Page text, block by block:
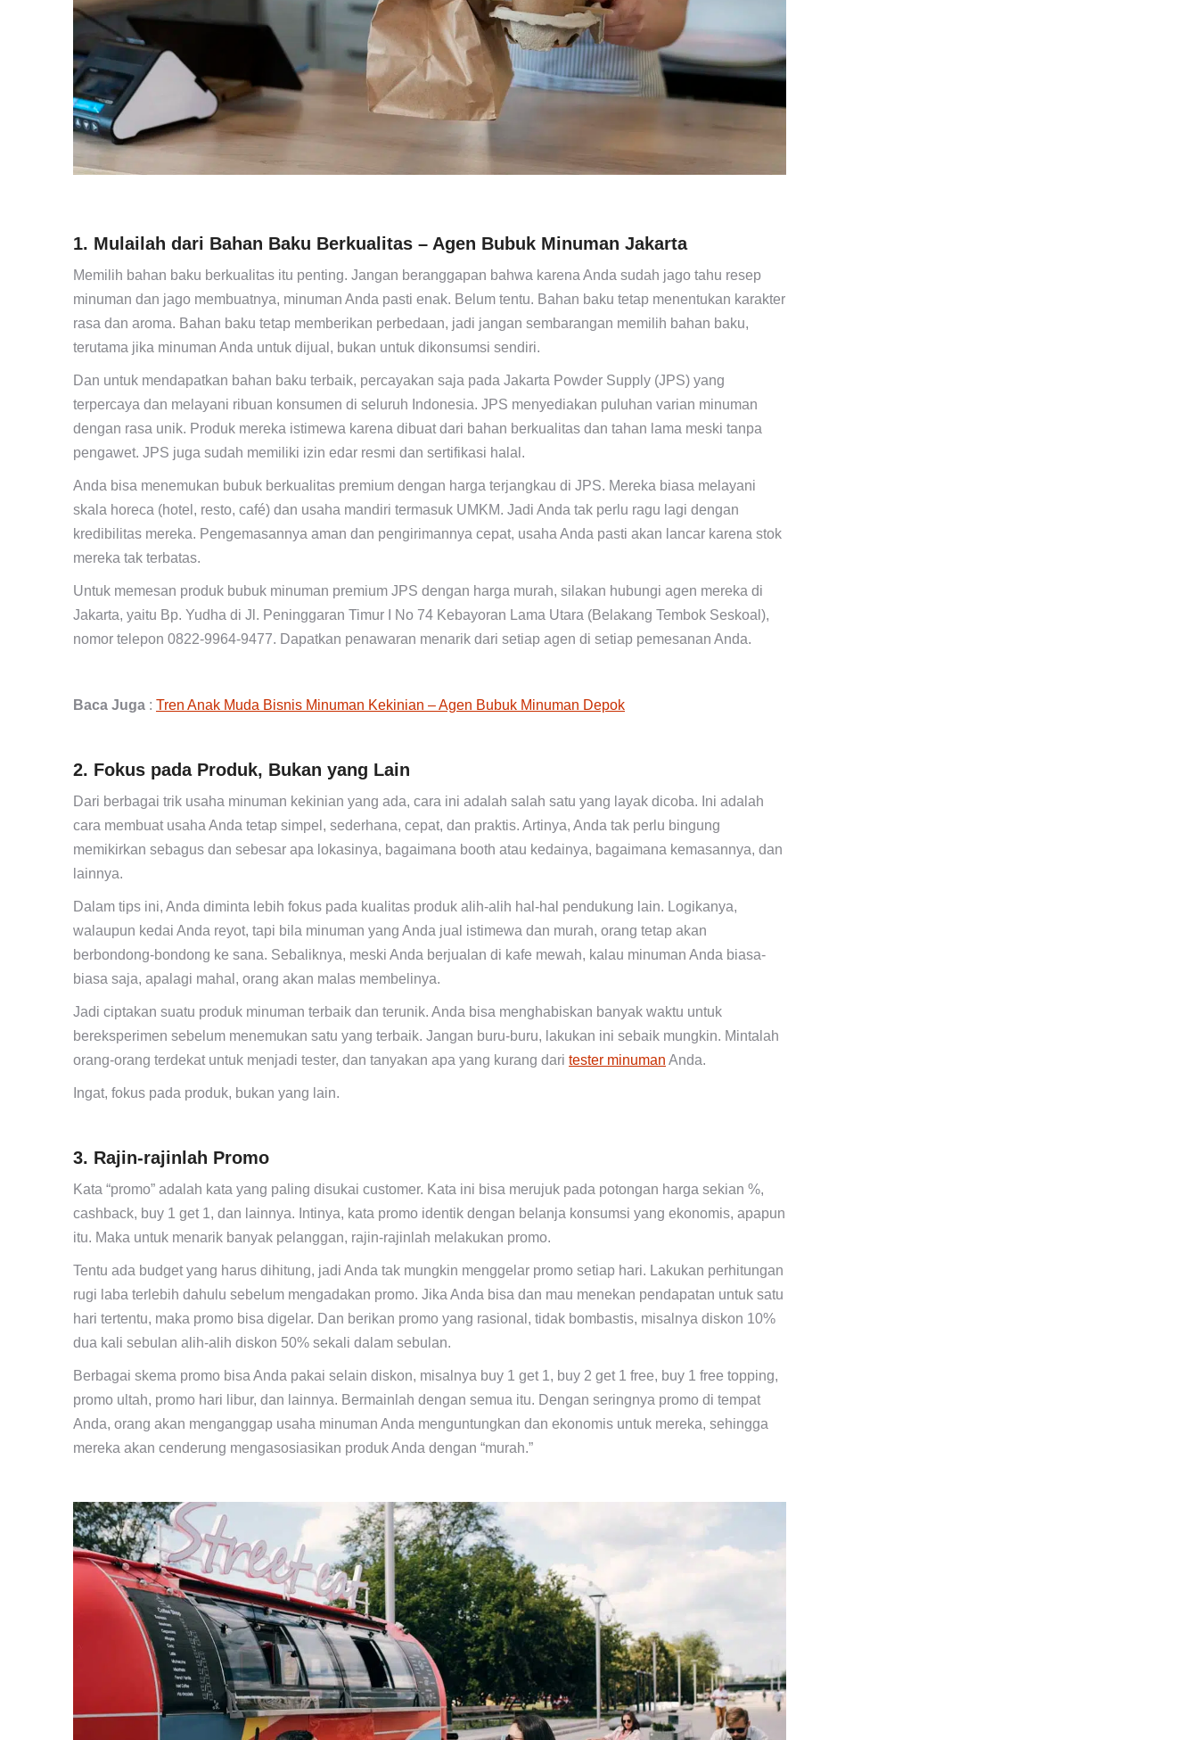
1. Mulailah dari Bahan Baku Berkualitas – Agen Bubuk Minuman Jakarta
Memilih bahan baku berkualitas itu penting. Jangan beranggapan bahwa karena Anda sudah jago tahu resep
minuman dan jago membuatnya, minuman Anda pasti enak. Belum tentu. Bahan baku tetap menentukan karakter
rasa dan aroma. Bahan baku tetap memberikan perbedaan, jadi jangan sembarangan memilih bahan baku,
terutama jika minuman Anda untuk dijual, bukan untuk dikonsumsi sendiri.
Dan untuk mendapatkan bahan baku terbaik, percayakan saja pada Jakarta Powder Supply (JPS) yang
terpercaya dan melayani ribuan konsumen di seluruh Indonesia. JPS menyediakan puluhan varian minuman
dengan rasa unik. Produk mereka istimewa karena dibuat dari bahan berkualitas dan tahan lama meski tanpa
pengawet. JPS juga sudah memiliki izin edar resmi dan sertifikasi halal.
Anda bisa menemukan bubuk berkualitas premium dengan harga terjangkau di JPS. Mereka biasa melayani
skala horeca (hotel, resto, café) dan usaha mandiri termasuk UMKM. Jadi Anda tak perlu ragu lagi dengan
kredibilitas mereka. Pengemasannya aman dan pengirimannya cepat, usaha Anda pasti akan lancar karena stok
mereka tak terbatas.
Untuk memesan produk bubuk minuman premium JPS dengan harga murah, silakan hubungi agen mereka di
Jakarta, yaitu Bp. Yudha di Jl. Peninggaran Timur I No 74 Kebayoran Lama Utara (Belakang Tembok Seskoal),
nomor telepon 0822-9964-9477. Dapatkan penawaran menarik dari setiap agen di setiap pemesanan Anda.
Baca Juga : Tren Anak Muda Bisnis Minuman Kekinian – Agen Bubuk Minuman Depok
2. Fokus pada Produk, Bukan yang Lain
Dari berbagai trik usaha minuman kekinian yang ada, cara ini adalah salah satu yang layak dicoba. Ini adalah
cara membuat usaha Anda tetap simpel, sederhana, cepat, dan praktis. Artinya, Anda tak perlu bingung
memikirkan sebagus dan sebesar apa lokasinya, bagaimana booth atau kedainya, bagaimana kemasannya, dan
lainnya.
Dalam tips ini, Anda diminta lebih fokus pada kualitas produk alih-alih hal-hal pendukung lain. Logikanya,
walaupun kedai Anda reyot, tapi bila minuman yang Anda jual istimewa dan murah, orang tetap akan
berbondong-bondong ke sana. Sebaliknya, meski Anda berjualan di kafe mewah, kalau minuman Anda biasa-
biasa saja, apalagi mahal, orang akan malas membelinya.
Jadi ciptakan suatu produk minuman terbaik dan terunik. Anda bisa menghabiskan banyak waktu untuk
bereksperimen sebelum menemukan satu yang terbaik. Jangan buru-buru, lakukan ini sebaik mungkin. Mintalah
orang-orang terdekat untuk menjadi tester, dan tanyakan apa yang kurang dari tester minuman Anda.
Ingat, fokus pada produk, bukan yang lain.
3. Rajin-rajinlah Promo
Kata “promo” adalah kata yang paling disukai customer. Kata ini bisa merujuk pada potongan harga sekian %,
cashback, buy 1 get 1, dan lainnya. Intinya, kata promo identik dengan belanja konsumsi yang ekonomis, apapun
itu. Maka untuk menarik banyak pelanggan, rajin-rajinlah melakukan promo.
Tentu ada budget yang harus dihitung, jadi Anda tak mungkin menggelar promo setiap hari. Lakukan perhitungan
rugi laba terlebih dahulu sebelum mengadakan promo. Jika Anda bisa dan mau menekan pendapatan untuk satu
hari tertentu, maka promo bisa digelar. Dan berikan promo yang rasional, tidak bombastis, misalnya diskon 10%
dua kali sebulan alih-alih diskon 50% sekali dalam sebulan.
Berbagai skema promo bisa Anda pakai selain diskon, misalnya buy 1 get 1, buy 2 get 1 free, buy 1 free topping,
promo ultah, promo hari libur, dan lainnya. Bermainlah dengan semua itu. Dengan seringnya promo di tempat
Anda, orang akan menganggap usaha minuman Anda menguntungkan dan ekonomis untuk mereka, sehingga
mereka akan cenderung mengasosiasikan produk Anda dengan “murah.”